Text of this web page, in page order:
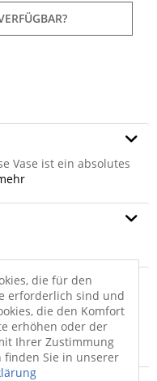
Vase ist ein absolutes
die für den
erforderlich sind und
die den Komfort
erhöhen oder der
Ihrer Zustimmung
finden Sie in unserer